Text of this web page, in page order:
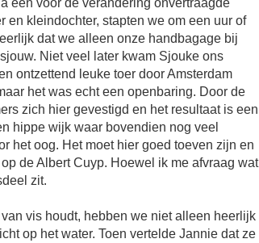
en kleindochter, stapten we om een uur of
dat we alleen onze handbagage bij
Niet veel later kwam Sjouke ons
ontzettend leuke toer door Amsterdam
het was echt een openbaring. Door de
zich hier gevestigd en het resultaat is een
hippe wijk waar bovendien nog veel
het oog. Het moet hier goed toeven zijn en
de Albert Cuyp. Hoewel ik me afvraag wat
zit.
vis houdt, hebben we niet alleen heerlijk
op het water. Toen vertelde Jannie dat ze